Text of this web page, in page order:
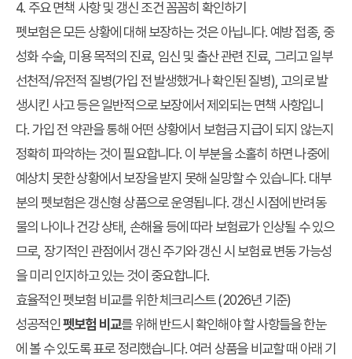
4. 주요 면책 사항 및 갱신 조건 꼼꼼히 확인하기
펫보험은 모든 상황에 대해 보장하는 것은 아닙니다. 예방 접종, 중
성화 수술, 미용 목적의 진료, 임신 및 출산 관련 진료, 그리고 일부
선천적/유전적 질병(가입 전 발생했거나 확인된 질병), 고의로 발
생시킨 사고 등은 일반적으로 보장에서 제외되는 면책 사항입니
다. 가입 전 약관을 통해 어떤 상황에서 보험금 지급이 되지 않는지
정확히 파악하는 것이 필요합니다. 이 부분을 소홀히 하면 나중에
예상치 못한 상황에서 보장을 받지 못해 실망할 수 있습니다. 대부
분의 펫보험은 갱신형 상품으로 운영됩니다. 갱신 시점에 반려동
물의 나이나 건강 상태, 손해율 등에 따라 보험료가 인상될 수 있으
므로, 장기적인 관점에서 갱신 주기와 갱신 시 보험료 변동 가능성
을 미리 인지하고 있는 것이 중요합니다.
효율적인 펫보험 비교를 위한 체크리스트 (2026년 기준)
성공적인펫보험 비교를 위해 반드시 확인해야 할 사항들을 한눈
에 볼 수 있도록 표로 정리했습니다. 여러 상품을 비교할 때 아래 기